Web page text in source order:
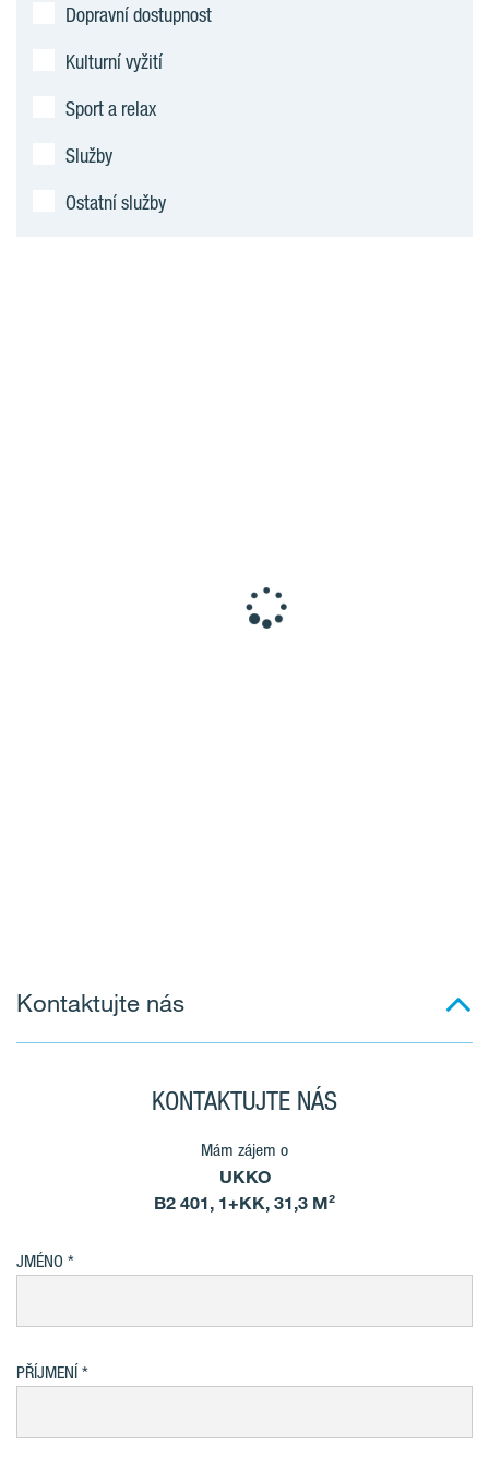
Dopravní dostupnost
Kulturní vyžití
Sport a relax
Služby
Ostatní služby
Kontaktujte nás
KONTAKTUJTE NÁS
Mám zájem o
UKKO
B2 401, 1+KK, 31,3 M²
JMÉNO
PŘÍJMENÍ